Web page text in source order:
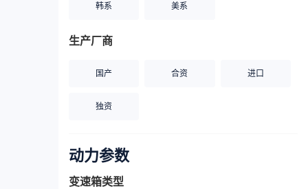
韩系 美系
生产厂商
国产 合资 进口
独资
动力参数
变速箱类型